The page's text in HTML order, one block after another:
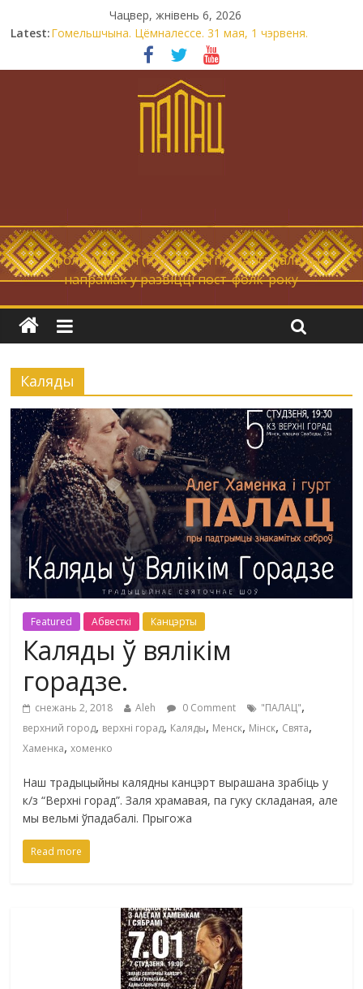
Чацвер, жнівень 6, 2026
Latest:Гомельшчына. Цёмналессе. 31 мая, 1 чэрвеня.
Нічога не дарэмна. Невыносна балюча нараджаецца
беларуская палітычная нацыя.
Запрашаем у інтравертнасць
… фолк-мадэрн (folk-modern), магістральны
напрамак у развіцці пост-фолк-року
Каляды
Featured Абвесткі Канцэрты
Каляды ў вялікім
горадзе.
снежань 2, 2018 Aleh 0 Comment "ПАЛАЦ",
верхний город, верхні горад, Каляды, Менск, Мінск, Свята,
Хаменка,хоменко
Наш традыцыйны калядны канцэрт вырашана зрабіць у
к/з “Верхні горад”. Заля храмавая, па гуку складаная, але
мы вельмі ўпадабалі. Прыгожа
Read more